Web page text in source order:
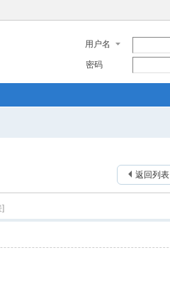
用户名
密码
返回列表
]